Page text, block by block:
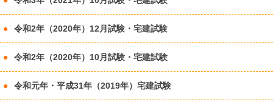
令和2年（2020年）12月試験・宅建試験
令和2年（2020年）10月試験・宅建試験
令和元年・平成31年（2019年）宅建試験